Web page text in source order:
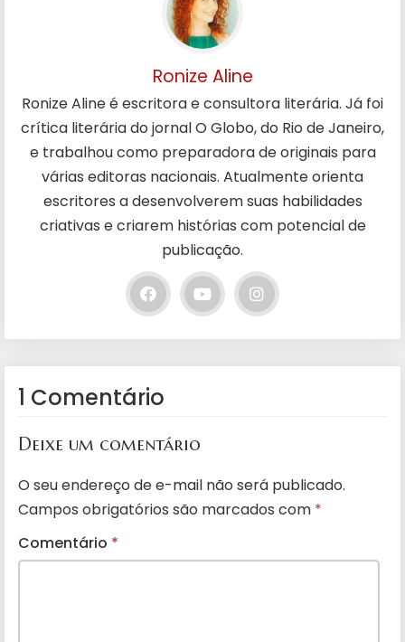
Ronize Aline
Ronize Aline é escritora e consultora literária. Já foi
crítica literária do jornal O Globo, do Rio de Janeiro,
e trabalhou como preparadora de originais para
várias editoras nacionais. Atualmente orienta
escritores a desenvolverem suas habilidades
criativas e criarem histórias com potencial de
publicação.
1 Comentário
Deixe um comentário
O seu endereço de e-mail não será publicado.
Campos obrigatórios são marcados com *
Comentário *